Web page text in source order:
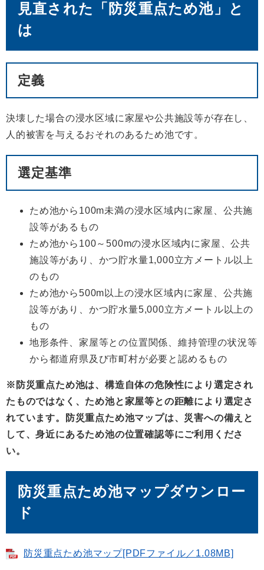
見直された「防災重点ため池」と
は
定義
決壊した場合の浸水区域に家屋や公共施設等が存在し、
人的被害を与えるおそれのあるため池です。
選定基準
ため池から100m未満の浸水区域内に家屋、公共施
設等があるもの
ため池から100～500mの浸水区域内に家屋、公共
施設等があり、かつ貯水量1,000立方メートル以上
のもの
ため池から500m以上の浸水区域内に家屋、公共施
設等があり、かつ貯水量5,000立方メートル以上の
もの
地形条件、家屋等との位置関係、維持管理の状況等
から都道府県及び市町村が必要と認めるもの
※防災重点ため池は、構造自体の危険性により選定され
たものではなく、ため池と家屋等との距離により選定さ
れています。防災重点ため池マップは、災害への備えと
して、身近にあるため池の位置確認等にご利用くださ
い。
防災重点ため池マップダウンロー
ド
防災重点ため池マップ[PDFファイル／1.08MB]